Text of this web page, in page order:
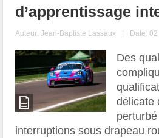
d’apprentissage
Auteur:Jean-Baptiste Lassaux | Date:
Des
délicate
interruptions sous drapeau